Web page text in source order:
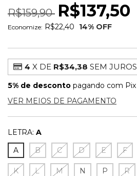
R$159,90 R$137,50
Economize: R$22,40 14% OFF
4 X DE R$34,38 SEM JUROS
5% de desconto pagando com Pix
VER MEIOS DE PAGAMENTO
LETRA: A
A
B C D E F
K L M N P R